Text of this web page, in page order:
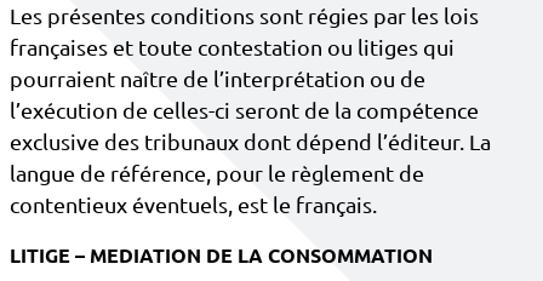
Les présentes conditions sont régies par les lois
françaises et toute contestation ou litiges qui
pourraient naître de l’interprétation ou de
l’exécution de celles-ci seront de la compétence
exclusive des tribunaux dont dépend l’éditeur. La
langue de référence, pour le règlement de
contentieux éventuels, est le français.
LITIGE – MEDIATION DE LA CONSOMMATION